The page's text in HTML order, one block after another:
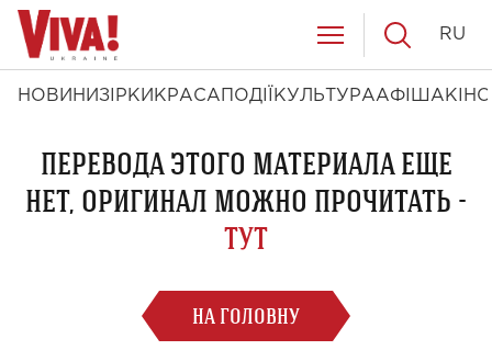
НОВИНИ ЗІРКИ КРАСА ПОДІЇ КУЛЬТУРААФІША КІНО
RU
ПЕРЕВОДА ЭТОГО МАТЕРИАЛА ЕЩЕ
НЕТ, ОРИГИНАЛ МОЖНО ПРОЧИТАТЬ -
ТУТ
НА ГОЛОВНУ